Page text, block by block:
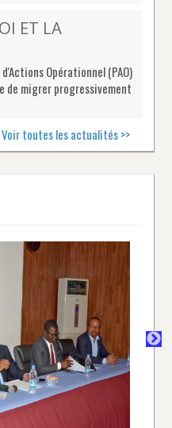
ET LA
Opérationnel (PAO)
de migrer progressivement
Voir toutes les actualités >>